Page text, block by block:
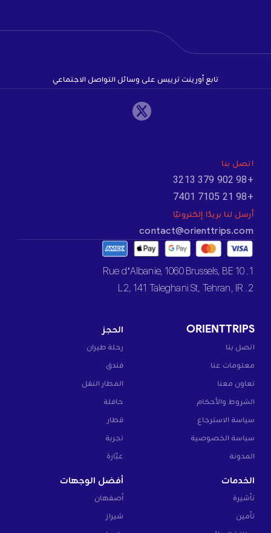
تابع أورينت تريبس على وسائل التواصل الاجتماعي
اتصل بنا
+98 902 379 3213
+98 21 7105 7401
أرسل لنا بريدًا إلكترونيًا
contact@orienttrips.com
1. 10 Rue d’Albanie, 1060 Brussels, BE
2. L2, 141 Taleghani St, Tehran, IR
ORIENTTRIPS
اتصل بنا
معلومات عنا
تعاون معنا
الشروط والأحكام
سياسة الاسترجاع
سياسة الخصوصية
المدونة
الحجز
رحلة طيران
فندق
المطار النقل
حافلة
قطار
تجربة
عبّارة
الخدمات
تأشيرة
تأمين
أفضل الوجهات
أصفهان
شيراز